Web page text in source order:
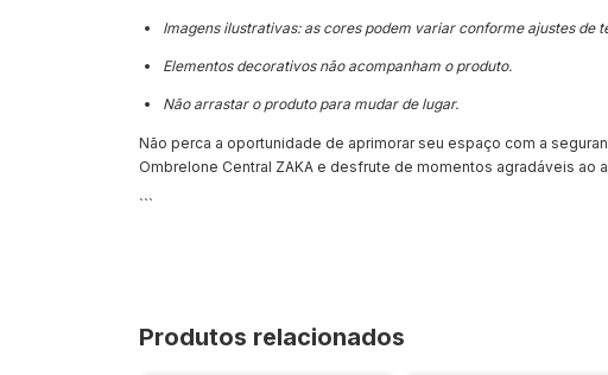
Imagens ilustrativas: as cores podem variar conforme ajustes de
Elementos decorativos não acompanham o produto.
Não arrastar o produto para mudar de lugar.
Não perca a oportunidade de aprimorar seu espaço com a
Ombrelone Central ZAKA e desfrute de momentos agradáveis ao
```
Produtos relacionados